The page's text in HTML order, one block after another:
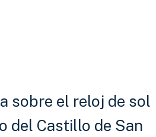
sobre el reloj de sol
del Castillo de San